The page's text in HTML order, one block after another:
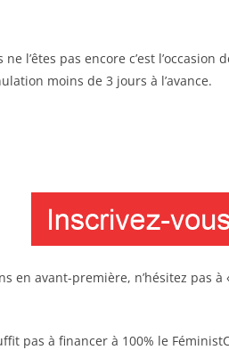
pas encore c’est l’occasion
moins de 3 jours à l’avance.
en avant-première, n’hésitez pas à
pas à financer à 100% le